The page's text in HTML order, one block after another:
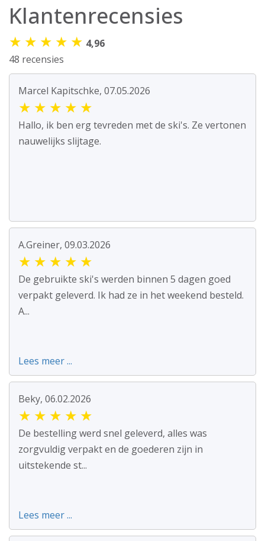
Klantenrecensies
★ ★ ★ ★ ★ 4,96
48 recensies
Marcel Kapitschke, 07.05.2026
★ ★ ★ ★ ★
Hallo, ik ben erg tevreden met de ski's. Ze vertonen
nauwelijks slijtage.
A.Greiner, 09.03.2026
★ ★ ★ ★ ★
De gebruikte ski's werden binnen 5 dagen goed
verpakt geleverd. Ik had ze in het weekend besteld.
A...
Lees meer ...
Beky, 06.02.2026
★ ★ ★ ★ ★
De bestelling werd snel geleverd, alles was
zorgvuldig verpakt en de goederen zijn in
uitstekende st...
Lees meer ...